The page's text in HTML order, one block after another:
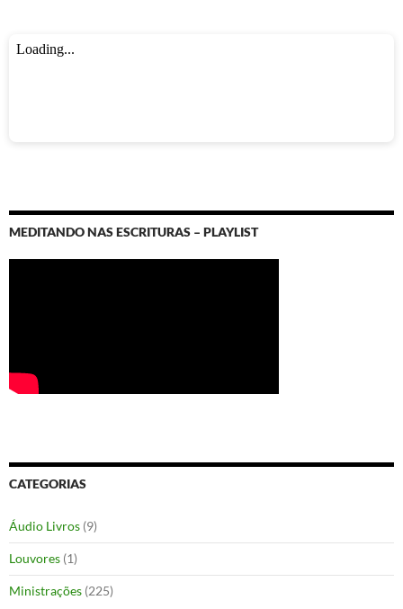
MEDITANDO NAS ESCRITURAS – PLAYLIST
CATEGORIAS
Áudio Livros (9)
Louvores (1)
Ministrações (225)